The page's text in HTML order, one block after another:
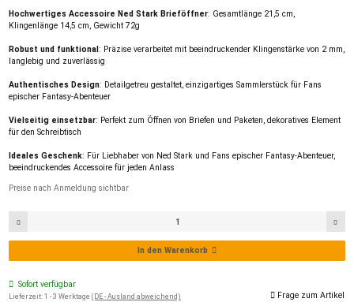
Hochwertiges Accessoire Ned Stark Brieföffner: Gesamtlänge 21,5 cm,
Klingenlänge 14,5 cm, Gewicht 72g
Robust und funktional : Präzise verarbeitet mit beeindruckender Klingenstärke von 2 mm,
langlebig und zuverlässig
Authentisches Design: Detailgetreu gestaltet, einzigartiges Sammlerstück für Fans
epischer Fantasy-Abenteuer
Vielseitig einsetzbar: Perfekt zum Öffnen von Briefen und Paketen, dekoratives Element
für den Schreibtisch
Ideales Geschenk: Für Liebhaber von Ned Stark und Fans epischer Fantasy-Abenteuer,
beeindruckendes Accessoire für jeden Anlass
Preise nach Anmeldung sichtbar
In den Warenkorb
Sofort verfügbar
Lieferzeit: 1 - 3 Werktage (DE - Ausland abweichend) Frage zum Artikel